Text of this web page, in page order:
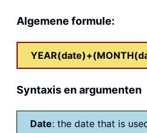
Algemene formule:
Syntaxis en argumenten
Date: the date that is